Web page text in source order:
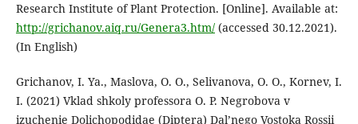
Research Institute of Plant Protection. [Online]. Available at:
http://grichanov.aiq.ru/Genera3.htm/(accessed 30.12.2021).
(In English)
Grichanov, I. Ya., Maslova, O. O., Selivanova, O. O., Kornev, I.
I. (2021) Vklad shkoly professora O. P. Negrobova v
izuchenie Dolichopodidae (Diptera) Dal’nego Vostoka Rossii